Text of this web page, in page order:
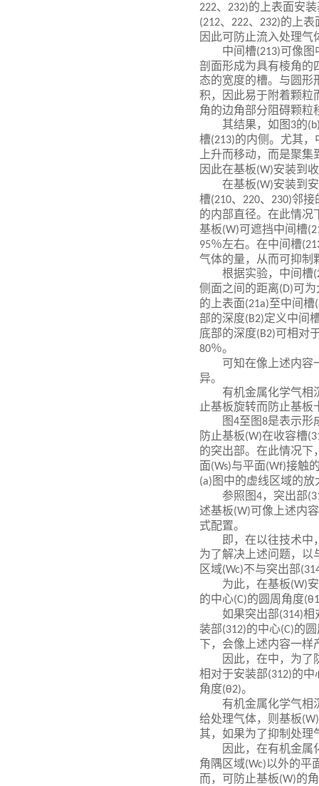
222、 232)的上表面安
(212、 222、 232)的上表
因此可防止流入处理
中间槽(213)可像图
剖面形成为具有棱角的
态的宽度的槽。与圆形
积，因此易于附着颗粒
角的边角部分阻碍颗粒
其结果，如图 3的
槽(213)的内侧。尤其，
上升而移动，而是聚集
因此在基板(W)安装到
在基板(W)安装到
槽(210、 220、 230)邻接
的内部直径。在此情况
基板(W)可遮挡中间槽
95％左右。在中间槽
气体的量，从而可抑制
根据实验，中间槽
侧面之间的距离(D)可为
的上表面(21a)至中间槽
部的深度(B2)定义中间
底部的深度(B2)可相对
80％。
可知在像上述内容
异。
有机金属化学气相
止基板旋转而防止基
图4至图8是表示形
防止基板(W)在收容槽
的突出部。在此情况下
面(Ws)与平面(Wf)接触
(a) 图中的虚线区域的放
参照图4，突出部
述基板(W)可像上述内
式配置。
即，在以往技术
为了解决上述问题，以
区域(Wc)不与突出部
为此，在基板(W)
的中心(C)的圆周角度
如果突出部(314)相
装部(312)的中心(C)的
下，会像上述内容一样
因此，在中，为了
相对于安装部(312)的中
角度(θ2)。
有机金属化学气相
给处理气体，则基板(W)
其，如果为了抑制处理
因此，在有机金属
角隅区域(Wc)以外的平
而，可防止基板(W)的